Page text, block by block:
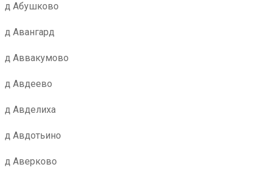
д Абушково
д Авангард
д Аввакумово
д Авдеево
д Авделиха
д Авдотьино
д Аверково